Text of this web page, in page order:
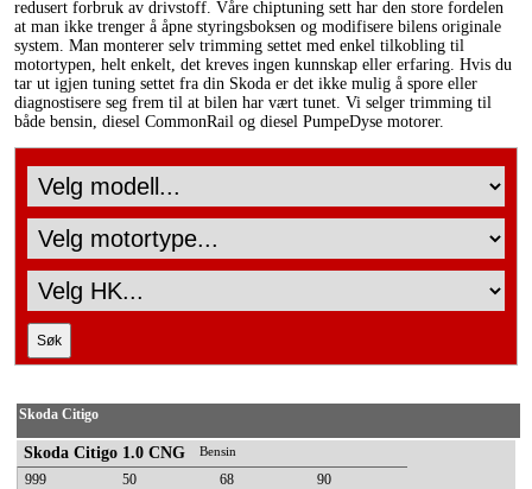
redusert forbruk av drivstoff. Våre chiptuning sett har den store fordelen
at man ikke trenger å åpne styringsboksen og modifisere bilens originale
system. Man monterer selv trimming settet med enkel tilkobling til
motortypen, helt enkelt, det kreves ingen kunnskap eller erfaring. Hvis du
tar ut igjen tuning settet fra din Skoda er det ikke mulig å spore eller
diagnostisere seg frem til at bilen har vært tunet. Vi selger trimming til
både bensin, diesel CommonRail og diesel PumpeDyse motorer.
Skoda Citigo
Skoda Citigo 1.0 CNG Bensin
999 50 68 90